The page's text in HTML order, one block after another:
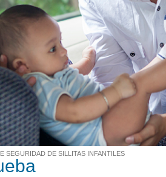
SEGURIDAD DE SILLITAS INFANTILES